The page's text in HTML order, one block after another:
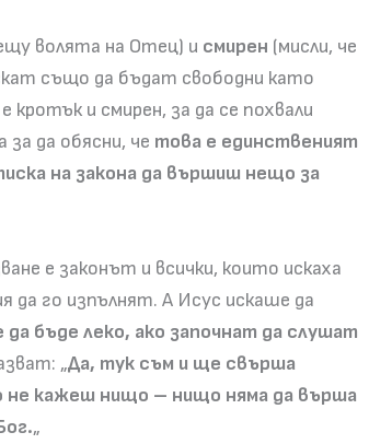
волята на Отец) и смирен (мисли, че
също да бъдат свободни като
кротък и смирен, за да се похвали
да обясни, че това е единственият
на закона да вършиш нещо за
е законът и всички, които искаха
да го изпълнят. А Исус искаше да
бъде леко, ако започнат да слушат
„Да, тук съм и ще свърша
кажеш нищо – нищо няма да върша
„